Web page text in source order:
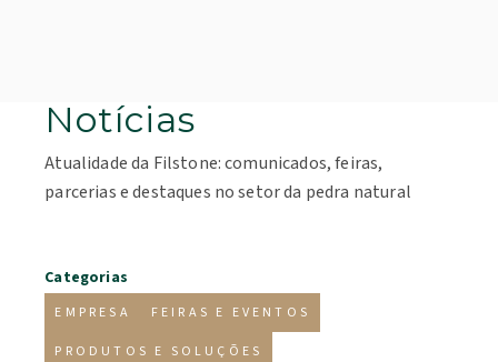
Notícias
Atualidade da Filstone: comunicados, feiras,
parcerias e destaques no setor da pedra natural
Categorias
EMPRESA FEIRAS E EVENTOS
PRODUTOS E SOLUÇÕES